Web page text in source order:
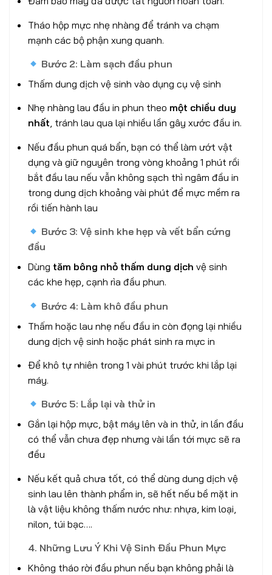
Tháo hộp mực nhẹ nhàng để tránh va chạm
mạnh các bộ phận xung quanh.
Bước 2: Làm sạch đầu phun
Thấm dung dịch vệ sinh vào dụng cụ vệ sinh
Nhẹ nhàng lau đầu in phun theo một chiều duy
nhất, tránh lau qua lại nhiều lần gây xước đầu in.
Nếu đầu phun quá bẩn, bạn có thể làm ướt vật
dụng và giữ nguyên trong vòng khoảng 1 phút rồi
bắt đầu lau nếu vẫn không sạch thì ngâm đầu in
trong dung dịch khoảng vài phút để mực mềm ra
rồi tiến hành lau
Bước 3: Vệ sinh khe hẹp và vết bẩn cứng
đầu
Dùng tăm bông nhỏ thấm dung dịch vệ sinh
các khe hẹp, cạnh rìa đầu phun.
Bước 4: Làm khô đầu phun
Thấm hoặc lau nhẹ nếu đầu in còn đọng lại nhiều
dung dịch vệ sinh hoặc phát sinh ra mực in
Để khô tự nhiên trong 1 vài phút trước khi lắp lại
máy.
Bước 5: Lắp lại và thử in
Gắn lại hộp mực, bật máy lên và in thử, in lần đầu
có thể vẫn chưa đẹp nhưng vài lần tới mực sẽ ra
đều
Nếu kết quả chưa tốt, có thể dùng dung dịch vệ
sinh lau lên thành phẩm in, sẽ hết nếu bề mặt in
là vật liệu không thấm nước như: nhựa, kim loại,
nilon, túi bạc….
4. Những Lưu Ý Khi Vệ Sinh Đầu Phun Mực
Không tháo rời đầu phun nếu bạn không phải là